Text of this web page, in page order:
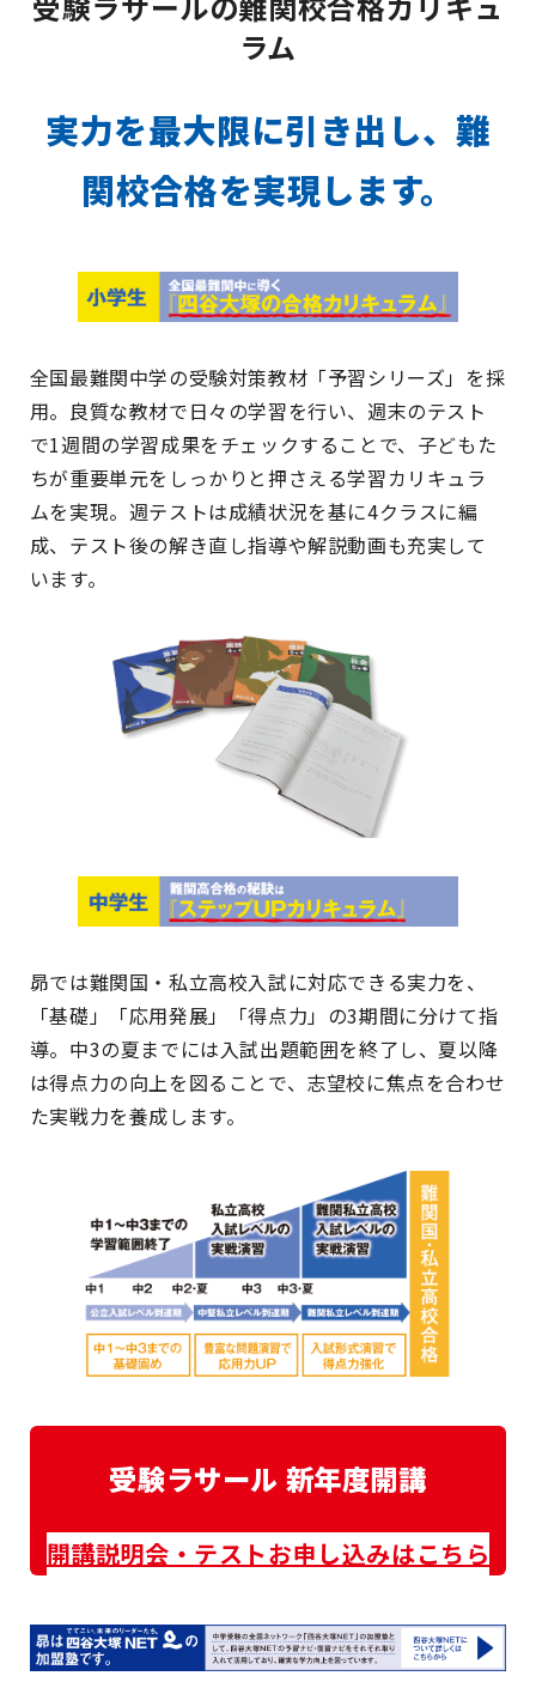
ラム
実力を最大限に引き出し、難
関校合格を実現します。
全国最難関中学の受験対策教材「予習シリーズ」を採
用。良質な教材で日々の学習を行い、週末のテスト
で1週間の学習成果をチェックすることで、子どもた
ちが重要単元をしっかりと押さえる学習カリキュラ
ムを実現。週テストは成績状況を基に4クラスに編
成、テスト後の解き直し指導や解説動画も充実して
います。
昴では難関国・私立高校入試に対応できる実力を、
「基礎」「応用発展」「得点力」の3期間に分けて指
導。中3の夏までには入試出題範囲を終了し、夏以降
は得点力の向上を図ることで、志望校に焦点を合わせ
た実戦力を養成します。
受験ラサール 新年度開講
開講説明会・テストお申し込みはこちら